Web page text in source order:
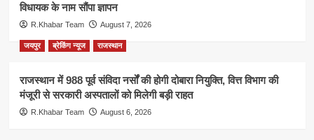
विधायक के नाम सौंपा ज्ञापन
R.Khabar Team August 7, 2026
जयपुर ब्रेकिंग न्यूज राजस्थान
राजस्थान में 988 पूर्व संविदा नर्सों की होगी दोबारा नियुक्ति, वित्त विभाग की
मंजूरी से सरकारी अस्पतालों को मिलेगी बड़ी राहत
R.Khabar Team August 6, 2026